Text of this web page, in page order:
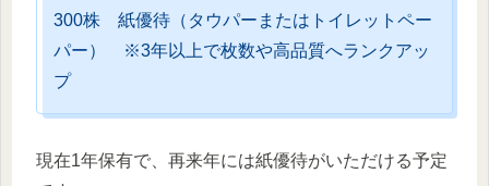
300株 紙優待（タウパーまたはトイレットペー
パー） ※3年以上で枚数や高品質へランクアッ
プ
現在1年保有で、再来年には紙優待がいただける予定